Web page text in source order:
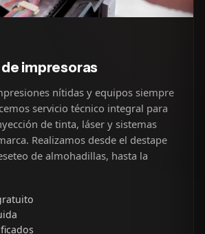
impresoras
nítidas y equipos siempre
servicio técnico integral para
de tinta, láser y sistemas
Realizamos desde el destape
de almohadillas, hasta la